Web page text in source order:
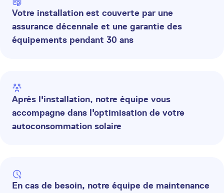
Votre installation est couverte par une
assurance décennale et une garantie des
équipements pendant 30 ans
Après l'installation, notre équipe vous
accompagne dans l'optimisation de votre
autoconsommation solaire
En cas de besoin, notre équipe de maintenance